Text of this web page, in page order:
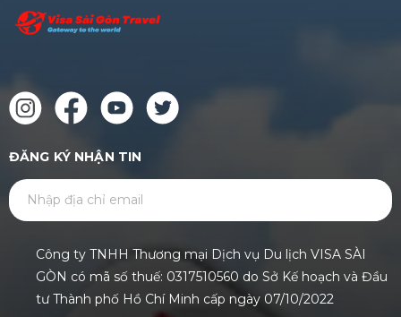
ĐĂNG KÝ NHẬN TIN
Công ty TNHH Thương mại Dịch vụ Du lịch VISA SÀI
GÒN có mã số thuế: 0317510560 do Sở Kế hoạch và Đầu
tư Thành phố Hồ Chí Minh cấp ngày 07/10/2022